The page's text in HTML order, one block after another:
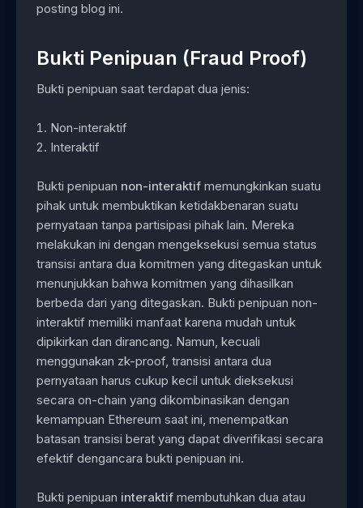
posting blog ini.
Bukti Penipuan (Fraud Proof)
Bukti penipuan saat terdapat dua jenis:
Non-interaktif
Interaktif
Bukti penipuan non-interaktif memungkinkan suatu
pihak untuk membuktikan ketidakbenaran suatu
pernyataan tanpa partisipasi pihak lain. Mereka
melakukan ini dengan mengeksekusi semua status
transisi antara dua komitmen yang ditegaskan untuk
menunjukkan bahwa komitmen yang dihasilkan
berbeda dari yang ditegaskan. Bukti penipuan non-
interaktif memiliki manfaat karena mudah untuk
dipikirkan dan dirancang. Namun, kecuali
menggunakan zk-proof, transisi antara dua
pernyataan harus cukup kecil untuk dieksekusi
secara on-chain yang dikombinasikan dengan
kemampuan Ethereum saat ini, menempatkan
batasan transisi berat yang dapat diverifikasi secara
efektif dengancara bukti penipuan ini.
Bukti penipuan interaktif membutuhkan dua atau